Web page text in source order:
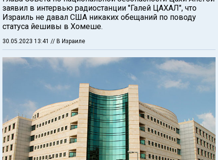
заявил в интервью радиостанции "Галей ЦАХАЛ", что
Израиль не давал США никаких обещаний по поводу
статуса йешивы в Хомеше.
30.05.2023 13:41 // В Израиле